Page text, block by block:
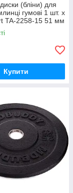
(бліни) для
гумові 1 шт. х
TA-2258-15 51 мм
Купити